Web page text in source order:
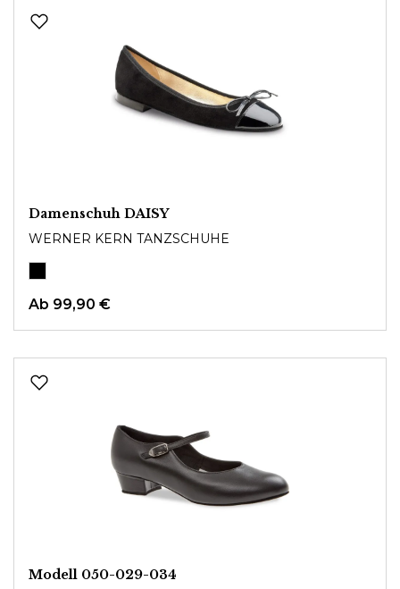
Damenschuh DAISY
WERNER KERN TANZSCHUHE
Ab 99,90 €
Modell 050-029-034